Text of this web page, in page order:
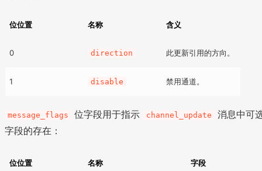
位位置 名称 含义
0 direction 此更新引用的方向。
1 disable 禁用通道。
message_flags 位字段用于指示 channel_update
消息中可
字段的存在：
位位置 名称 字段